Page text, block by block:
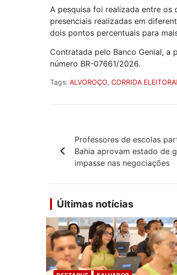
A pesquisa foi realizada entre
presenciais realizadas em
dois pontos percentuais para
Contratada pelo Banco Genial, a
número BR-07661/2026.
Tags: ALVOROÇO, CORRIDA ELEITORAL
de
Post
Professores de escolas
Bahia aprovam estado de
impasse nas negociações
Últimas notícias